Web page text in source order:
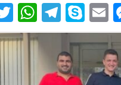
Twitter